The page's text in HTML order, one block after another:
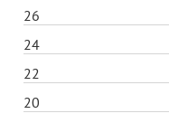
20
22
24
26